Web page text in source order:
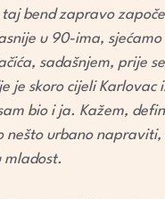
bend zapravo
u 90-ima, sjećamo
sadašnjem, prije
je skoro cijeli Karlovac
bio i ja. Kažem,
nešto urbano napraviti,
mladost.